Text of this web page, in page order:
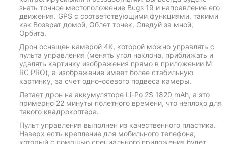
знать точное местоположение Bugs 19 и направление его
движения. GPS с соответствующими функциями, такими
как Возврат домой, Облет точек, Следуй за мной,
Орбита.
Дрон оснащен камерой 4K, которой можно управлять с
пульта управления (менять угол наклона, приближать и
удалять картинку изображения прямо в приложении M
RC PRO), а изображение имеет более стабильную
картинку, за счет одно-осевого подвеса камеры.
Летает дрон на аккумуляторе Li-Po 2S 1820 mAh, а это
примерно 22 минуты полетного времени, что неплохо для
такого квадрокоптера.
Пульт управления выполнен из качественного пластика.
Наверх есть крепление для мобильного телефона,
который с помощью специального приложения будет